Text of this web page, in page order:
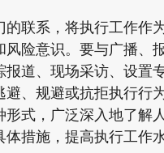
系，将执行工作作
险意识。要与广播、
道、现场采访、设置
、规避或抗拒执行行
式，广泛深入地了解
措施，提高执行工作水